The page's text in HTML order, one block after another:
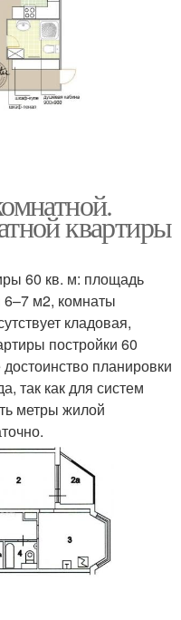
квартиры
60 кв. м: площадь
м2, комнаты
кладовая,
постройки 60
планировки
так как для систем
метры жилой